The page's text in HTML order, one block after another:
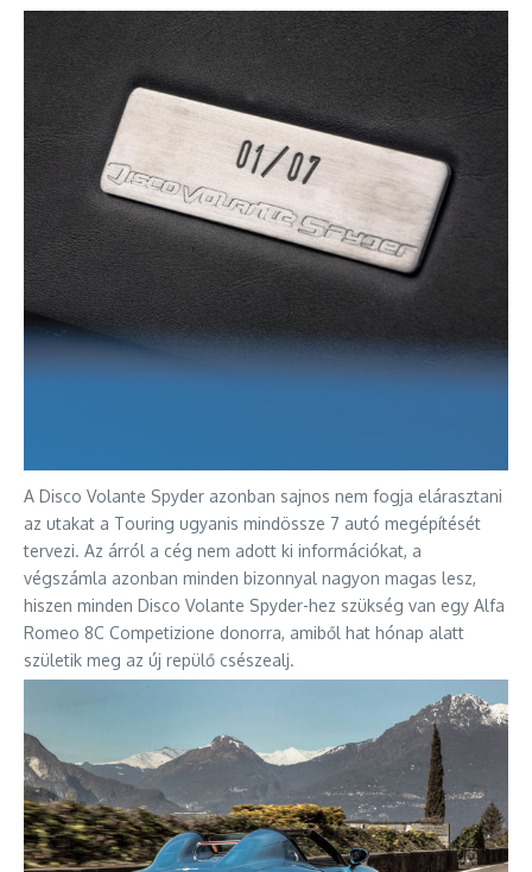
A Disco Volante Spyder azonban sajnos nem fogja elárasztani
az utakat a Touring ugyanis mindössze 7 autó megépítését
tervezi. Az árról a cég nem adott ki információkat, a
végszámla azonban minden bizonnyal nagyon magas lesz,
hiszen minden Disco Volante Spyder-hez szükség van egy Alfa
Romeo 8C Competizione donorra, amiből hat hónap alatt
születik meg az új repülő csészealj.